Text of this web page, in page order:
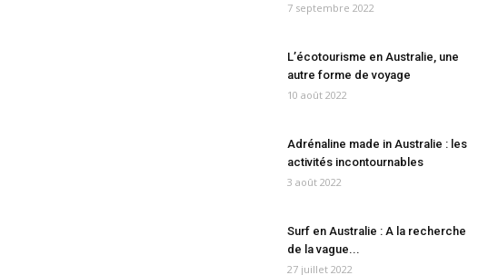
7 septembre 2022
L’écotourisme en Australie, une
autre forme de voyage
10 août 2022
Adrénaline made in Australie : les
activités incontournables
3 août 2022
Surf en Australie : A la recherche
de la vague...
27 juillet 2022